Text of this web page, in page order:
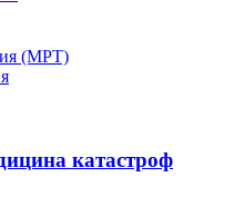
(МРТ)
катастроф